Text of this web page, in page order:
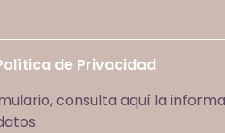
de Privacidad
consulta aquí la